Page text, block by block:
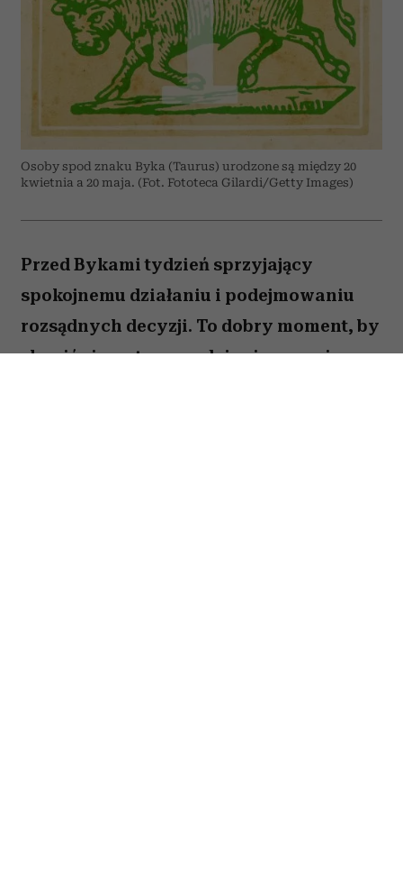
Osoby spod znaku Byka (Taurus) urodzone są między 20
kwietnia a 20 maja. (Fot. Fototeca Gilardi/Getty Images)
Przed Bykami tydzień sprzyjający
spokojnemu działaniu i podejmowaniu
rozsądnych decyzji. To dobry moment, by
skupić się na tym, co daje ci poczucie